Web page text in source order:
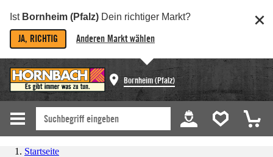
Ist Bornheim (Pfalz) Dein richtiger Markt?
JA, RICHTIG Anderen Markt wählen
Bornheim (Pfalz)
Startseite